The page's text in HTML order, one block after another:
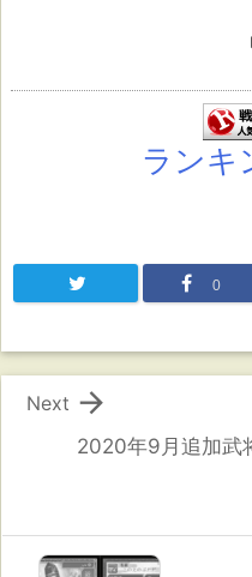
ランキ
0
2020年9月追加武

Next